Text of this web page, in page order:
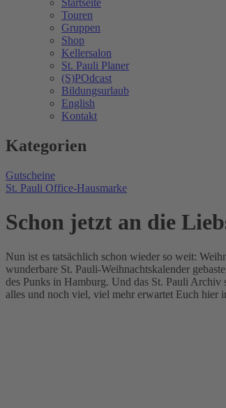
Startseite
Touren
Gruppen
Shop
Kellersalon
St. Pauli Planer
(S)POdcast
Bildungsurlaub
English
Kontakt
Kategorien
Gutscheine
St. Pauli Office-Hausmarke
Schon jetzt an die
Nun ist es tatsächlich schon wieder so weit:
wunderbare St. Pauli-Weihnachtskalender
des Punks in Hamburg. Und das St. Pauli Archiv
alles und noch viel, viel mehr erwartet Euch hier